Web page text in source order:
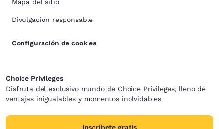
Mapa del sitio
Divulgación responsable
Configuración de cookies
Choice Privileges
Disfruta del exclusivo mundo de Choice Privileges, lleno de
ventajas inigualables y momentos inolvidables
Inscríbete gratis